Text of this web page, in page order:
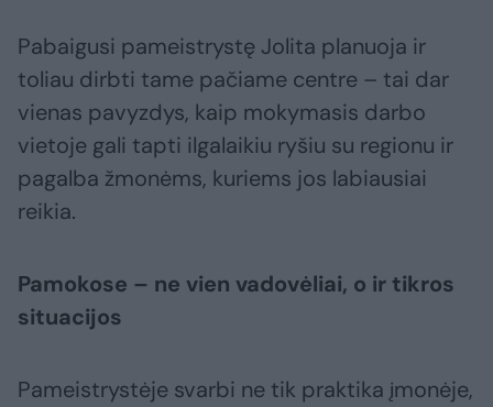
Pabaigusi pameistrystę Jolita planuoja ir
toliau dirbti tame pačiame centre – tai dar
vienas pavyzdys, kaip mokymasis darbo
vietoje gali tapti ilgalaikiu ryšiu su regionu ir
pagalba žmonėms, kuriems jos labiausiai
reikia.
Pamokose – ne vien vadovėliai, o ir tikros
situacijos
Pameistrystėje svarbi ne tik praktika įmonėje,